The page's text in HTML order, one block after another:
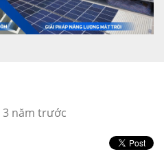
3 năm trước